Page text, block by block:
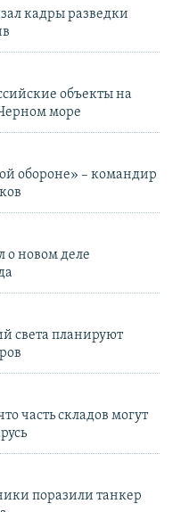
кадры разведки
объекты на
море
обороне» – командир
о новом деле
света планируют
часть складов могут
поразили танкер